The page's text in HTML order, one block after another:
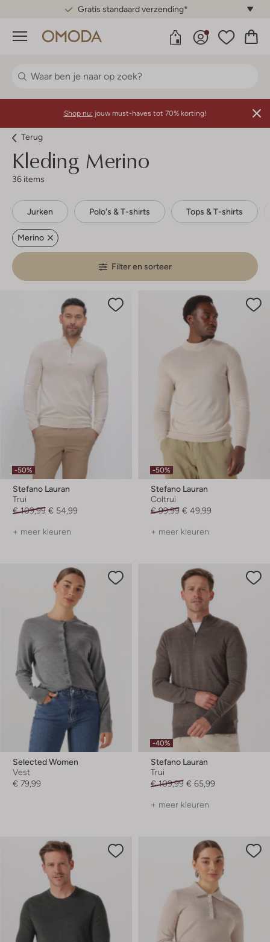
Gratis standaard verzending*
Menu
Shop nu: jouw must-haves tot 70% korting!
Terug
Kleding Merino
36 items
Jurken Polo's & T-shirts Tops & T-shirts
Merino
Filter en sorteer
-50%
Stefano Lauran
Trui
€ 109,99 € 54,99
+ meer kleuren
-50%
Stefano Lauran
Coltrui
€ 99,99 € 49,99
+ meer kleuren
Selected Women
Vest
€ 79,99
-40%
Stefano Lauran
Trui
€ 109,99 € 65,99
+ meer kleuren